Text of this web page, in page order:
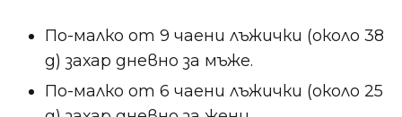
По-малко от 9 чаени лъжички (около 38
g) захар дневно за мъже.
По-малко от 6 чаени лъжички (около 25